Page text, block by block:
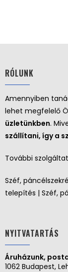
RÓLUNK
Amennyiben
lehet megfelelő
üzletünkben.
szállítani, így a
További
Széf,
telepítés | Széf,
NYITVATARTÁS
Áruházunk,
1062 Budapest,